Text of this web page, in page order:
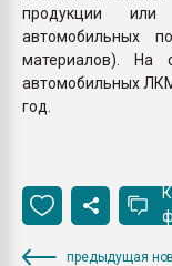
продукции
автомобильных
материалов). На
автомобильных
год.
предыдущая